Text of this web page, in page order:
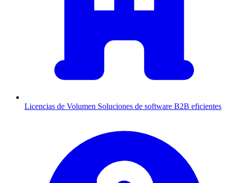
Licencias de Volumen Soluciones de software B2B eficientes